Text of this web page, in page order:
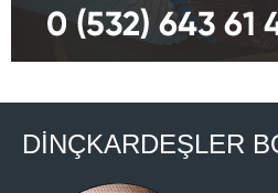
DİNÇKARDEŞLER